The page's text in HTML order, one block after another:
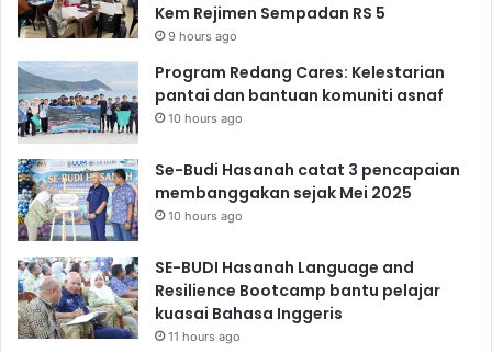
Kem Rejimen Sempadan RS 5
9 hours ago
Program Redang Cares: Kelestarian
pantai dan bantuan komuniti asnaf
10 hours ago
Se-Budi Hasanah catat 3 pencapaian
membanggakan sejak Mei 2025
10 hours ago
SE-BUDI Hasanah Language and
Resilience Bootcamp bantu pelajar
kuasai Bahasa Inggeris
11 hours ago